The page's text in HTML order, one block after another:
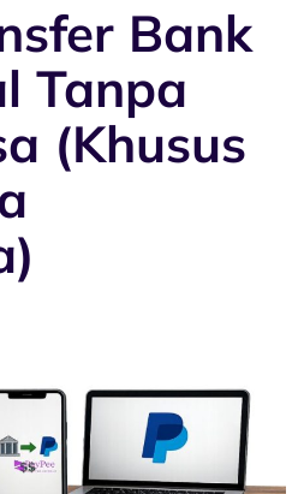
Bank
Tanpa
(Khusus